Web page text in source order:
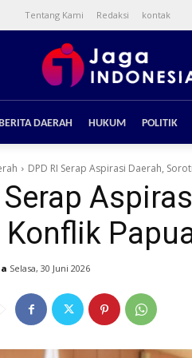
Tentang Kami Redaksi kontak
DAERAH HUKUM POLITIK
DPD RI Serap Aspirasi Daerah,
Serap
Konflik
Selasa, 30 Juni 2026